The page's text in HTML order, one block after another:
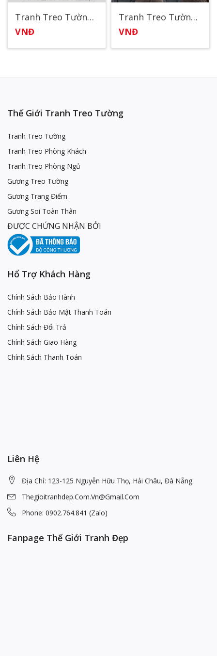
Tranh Treo Tường Spa77
VNĐ
Tranh Treo Tường Spa Đẹp 16
VNĐ
Thế Giới Tranh Treo Tường
Tranh Treo Tường
Tranh Treo Phòng Khách
Tranh Treo Phòng Ngủ
Gương Treo Tường
Gương Trang Điểm
Gương Soi Toàn Thân
ĐƯỢC CHỨNG NHẬN BỞI
Hổ Trợ Khách Hàng
Chính Sách Bảo Hành
Chính Sách Bảo Mật Thanh Toán
Chính Sách Đổi Trả
Chính Sách Giao Hàng
Chính Sách Thanh Toán
Liên Hệ
Địa Chỉ: 123-125 Nguyễn Hữu Thọ, Hải Châu, Đà Nẵng
Thegioitranhdep.com.vn@gmail.com
Phone: 0902.764.841 (Zalo)
Fanpage Thế Giới Tranh Đẹp